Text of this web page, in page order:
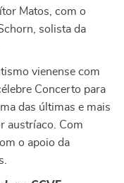
Matos, com o
solista da
vienense com
Concerto para
das últimas e mais
austríaco. Com
o apoio da